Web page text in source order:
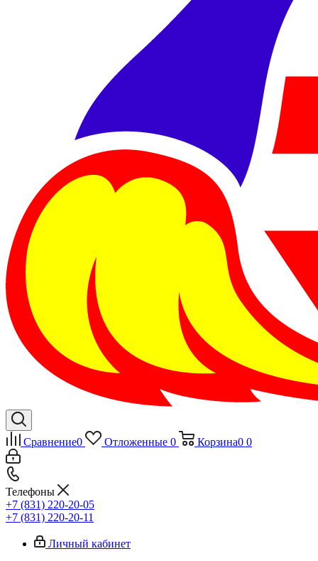
Сравнение0 Отложенные 0 Корзина0 0
Телефоны
+7 (831) 220-20-05
+7 (831) 220-20-11
Личный кабинет